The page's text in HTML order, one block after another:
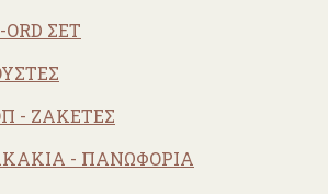
ORD ΣΕΤ
- ΖΑΚΈΤΕΣ
- ΠΑΝΩΦΌΡΙΑ